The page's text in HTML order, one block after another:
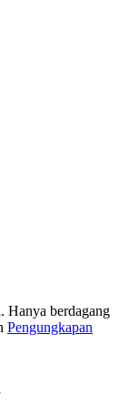
Hanya berdagang
Pengungkapan